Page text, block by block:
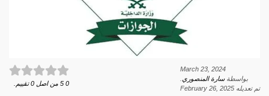
March 23, 2024
بواسطةسارة المنصوري
تم تعديله February 26, 2025
0
5 من اصل 0 تقييم.